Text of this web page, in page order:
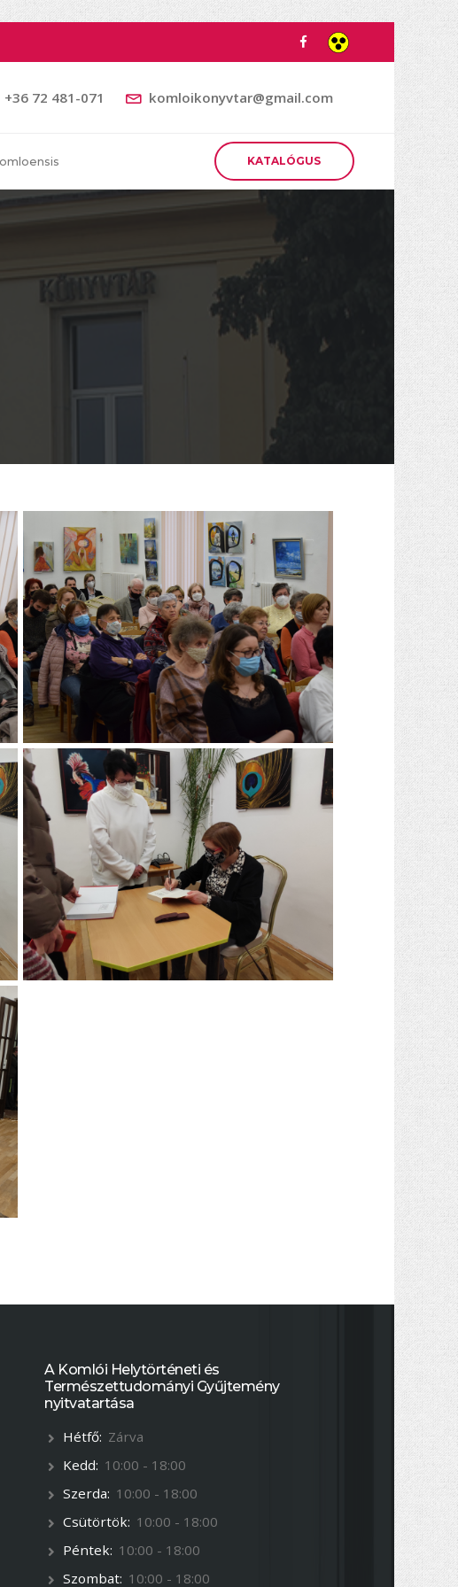
+36 72 481-071 komloikonyvtar@gmail.com
KATALÓGUS
A Komlói Helytörténeti és
Természettudományi Gyűjtemény
nyitvatartása
Hétfő: Zárva
Kedd: 10:00 - 18:00
Szerda: 10:00 - 18:00
Csütörtök: 10:00 - 18:00
Péntek: 10:00 - 18:00
Szombat: 10:00 - 18:00